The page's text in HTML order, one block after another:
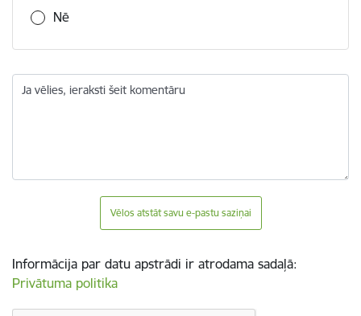
Nē
Ja vēlies, ieraksti šeit komentāru
Vēlos atstāt savu e-pastu saziņai
Informācija par datu apstrādi ir atrodama sadaļā:
Privātuma politika